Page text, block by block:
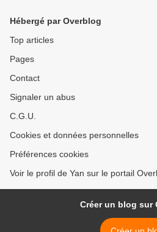
Hébergé par Overblog
Top articles
Pages
Contact
Signaler un abus
C.G.U.
Cookies et données personnelles
Préférences cookies
Voir le profil de Yan sur le portail
Créer un blog sur